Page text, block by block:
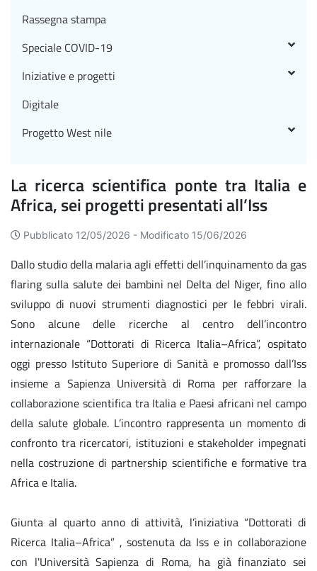
La ricerca scientifica ponte tra Italia e
Africa, sei progetti presentati all’Iss
Pubblicato 12/05/2026 - Modificato 15/06/2026
Dallo studio della malaria agli effetti dell’inquinamento da gas
flaring sulla salute dei bambini nel Delta del Niger, fino allo
sviluppo di nuovi strumenti diagnostici per le febbri virali.
Sono alcune delle ricerche al centro dell’incontro
internazionale “Dottorati di Ricerca Italia–Africa”, ospitato
oggi presso Istituto Superiore di Sanità e promosso dall’Iss
insieme a Sapienza Università di Roma per rafforzare la
collaborazione scientifica tra Italia e Paesi africani nel campo
della salute globale. L’incontro rappresenta un momento di
confronto tra ricercatori, istituzioni e stakeholder impegnati
nella costruzione di partnership scientifiche e formative tra
Africa e Italia.
Giunta al quarto anno di attività, l’iniziativa “Dottorati di
Ricerca Italia–Africa” , sostenuta da Iss e in collaborazione
con l'Università Sapienza di Roma, ha già finanziato sei
Rassegna stampa
Speciale COVID-19
Iniziative e progetti
Digitale
Progetto West nile